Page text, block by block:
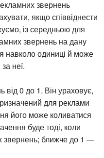
звернень
якщо співвіднести
із середньою для
звернень на дану
навколо одиниці й може
неї.
від 0 до 1. Він ураховує,
для реклами
його може коливатися
буде тоді, коли
звернень; ближче до 1 —